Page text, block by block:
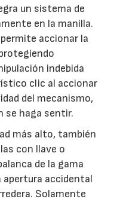
un sistema de
en la manilla.
accionar la
indebida
clic al accionar
del mecanismo,
se haga sentir.
más alto, también
con llave o
de la gama
apertura accidental
Solamente